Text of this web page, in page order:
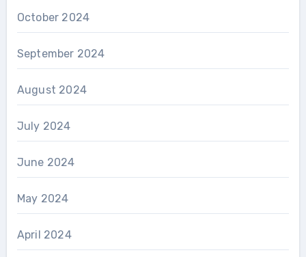
October 2024
September 2024
August 2024
July 2024
June 2024
May 2024
April 2024